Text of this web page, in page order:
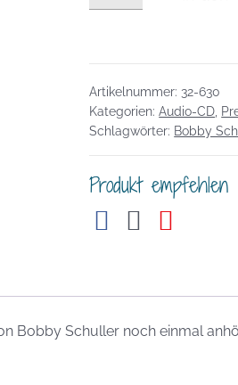
Wasser
gehen
Menge
Artikelnummer: 32-630
Kategorien:Audio-CD
Schlagwörter: Bobby
Produkt empfehlen
Bobby Schuller noch einmal